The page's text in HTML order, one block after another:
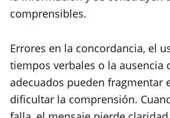
comprensibles.
Errores en la concordancia, el
tiempos verbales o la ausencia
adecuados pueden fragmentar
dificultar la comprensión.